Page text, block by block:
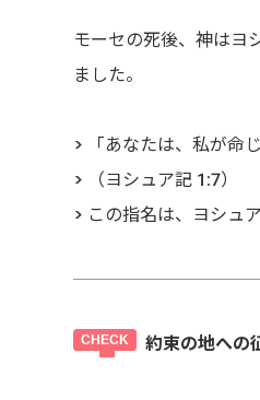
モーセの死後、神はヨ
ました。
> 「あなたは、私が命
> （ヨシュア記 1:7）
> この指名は、ヨシュ
約束の地への